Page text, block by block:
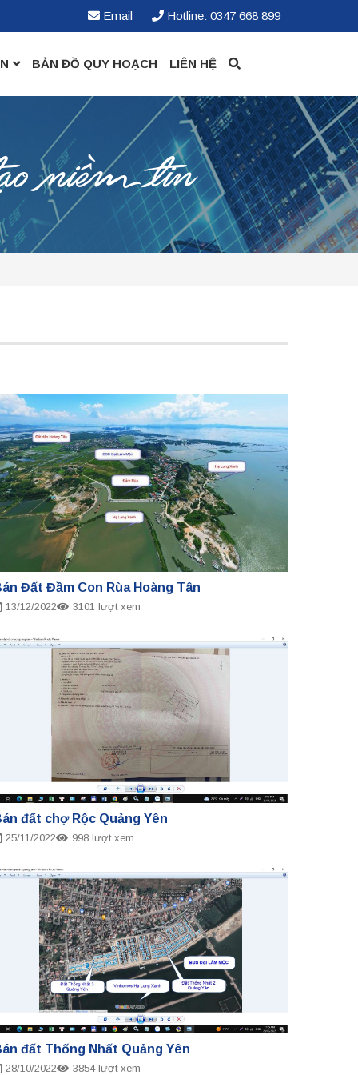
Email Hotline: 0347 668 899
BẢN ĐỒ QUY HOẠCH LIÊN HỆ
niềm tin
Đất Đầm Con Rùa Hoàng Tân
13/12/2022 3101 lượt xem
đất chợ Rộc Quảng Yên
25/11/2022 998 lượt xem
đất Thống Nhất Quảng Yên
28/10/2022 3854 lượt xem